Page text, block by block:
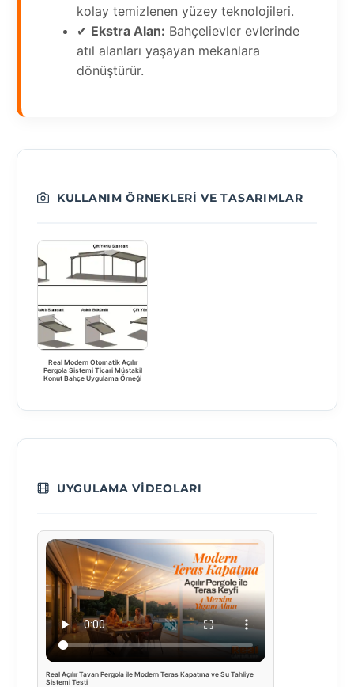
kolay temizlenen yüzey teknolojileri.
✔ Ekstra Alan: Bahçelievler evlerinde
atıl alanları yaşayan mekanlara
dönüştürür.
KULLANIM ÖRNEKLERI VE TASARIMLAR
Real Modern Otomatik Açılır
Pergola Sistemi Ticari Müstakil
Konut Bahçe Uygulama Örneği
UYGULAMA VIDEOLARI
Real Açılır Tavan Pergola ile Modern Teras Kapatma ve Su Tahliye
Sistemi Testi